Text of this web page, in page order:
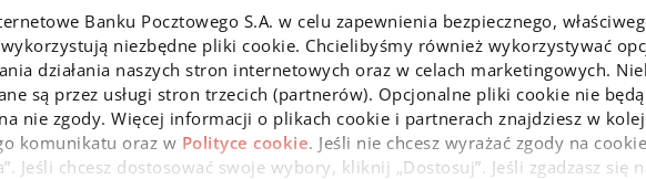
Banku Pocztowego S.A. w celu zapewnienia bezpiecznego,
wykorzystują niezbędne pliki cookie. Chcielibyśmy również wykorzystywać
działania naszych stron internetowych oraz w celach marketingowych.
są przez usługi stron trzecich (partnerów). Opcjonalne pliki cookie nie
nie zgody. Więcej informacji o plikach cookie i partnerach znajdziesz w
komunikatu oraz w Polityce cookie. Jeśli nie chcesz wyrażać zgody na
Jeśli chcesz dostosować swoje wybory, kliknij „Dostosuj”. Jeśli zgadzasz się
Dla Klientów instytucjonalnych i mikroprzedsiębiorstw:
Klienci mikroprzedsiębiorstw i rolnicymogąbezpłatnie
z bankomatówwyznaczonych siecina terenie kraju (PKO
Klienci Instytucjonalnimogąbezpłatniewypłacać
sieci (PKO BP S.A.,Planet Cash).